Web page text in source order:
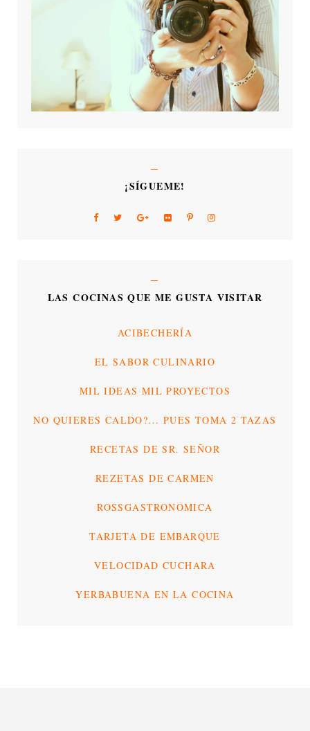
¡SÍGUEME!
LAS COCINAS QUE ME GUSTA VISITAR
ACIBECHERÍA
EL SABOR CULINARIO
MIL IDEAS MIL PROYECTOS
NO QUIERES CALDO?... PUES TOMA 2 TAZAS
RECETAS DE SR. SEÑOR
REZETAS DE CARMEN
ROSSGASTRONÓMICA
TARJETA DE EMBARQUE
VELOCIDAD CUCHARA
YERBABUENA EN LA COCINA